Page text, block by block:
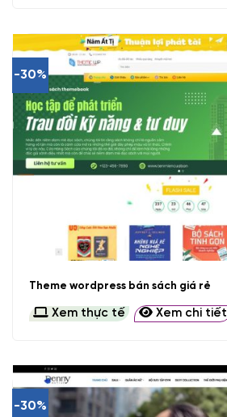
-30%
Theme wordpress bán sách giá rẻ
Xem thực tế Xem chi tiết
-30%